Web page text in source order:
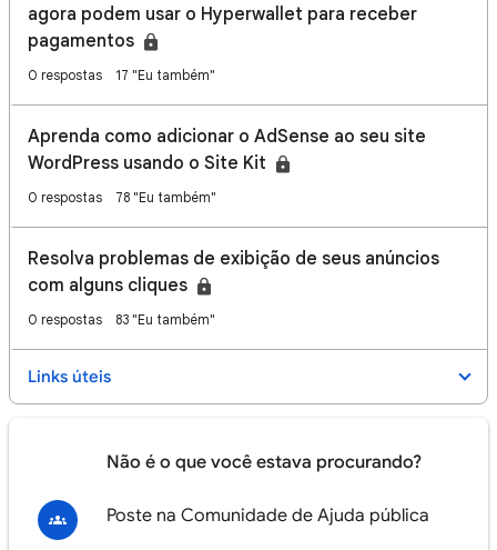
agora podem usar o Hyperwallet para receber
pagamentos
0 respostas 17 "Eu também"
Aprenda como adicionar o AdSense ao seu site
WordPress usando o Site Kit
0 respostas 78 "Eu também"
Resolva problemas de exibição de seus anúncios
com alguns cliques
0 respostas 83 "Eu também"
Links úteis
Não é o que você estava procurando?
Poste na Comunidade de Ajuda pública